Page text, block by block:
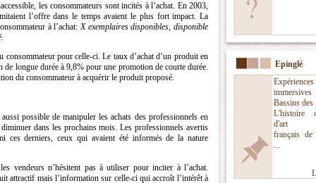
Epinglé
Expériences
Bassins des
L'histoire
d'art
français de
...
les consommateurs sont incités à l’achat. En 2003,
l’offre dans le temps avaient le plus fort impact. La
à l’achat:X exemplaires disponibles, disponible
.
pour celle-ci. Le taux d’achat d’un produit en
longue durée à 9,8% pour une promotion de courte durée.
du consommateur à acquérir le produit proposé.
possible de manipuler les achats des professionnels en
dans les prochains mois. Les professionnels avertis
ces derniers, ceux qui avaient été informés de la nature
vendeurs n’hésitent pas à utiliser pour inciter à l’achat.
attractif mais l’information sur celle-ci qui accroît l’intérêt à